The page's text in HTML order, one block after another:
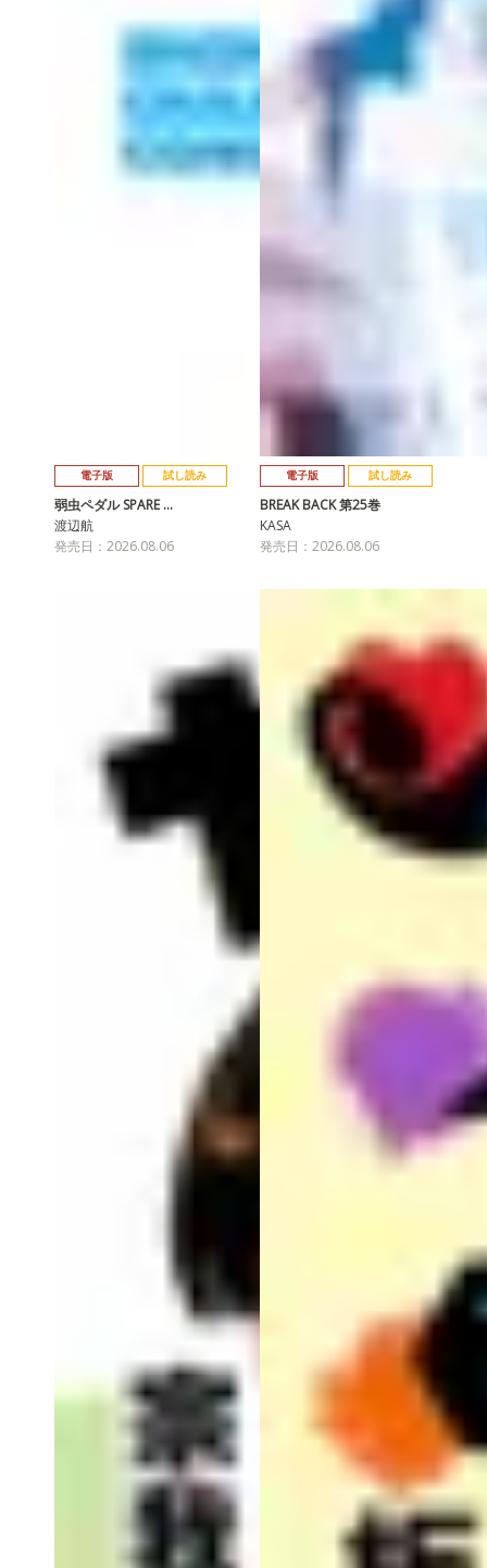
電子版 試し読み
弱虫ペダル SPARE …
渡辺航
発売日：2026.08.06
電子版 試し読み
BREAK BACK 第25巻
KASA
発売日：2026.08.06